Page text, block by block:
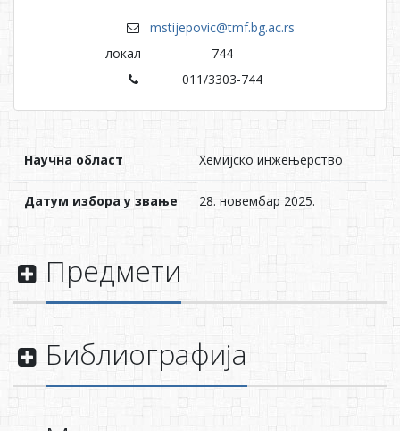
mstijepovic@tmf.bg.ac.rs
локал
744
011/3303-744
Научна област Хемијско инжењерство
Датум избора у звање 28. новембар 2025.
Предмети
Библиографија